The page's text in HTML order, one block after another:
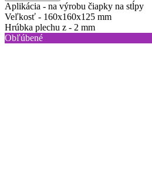
Aplikácia - na výrobu čiapky na stĺpy
Veľkosť - 160x160x125 mm
Hrúbka plechu z - 2 mm
Obľúbené